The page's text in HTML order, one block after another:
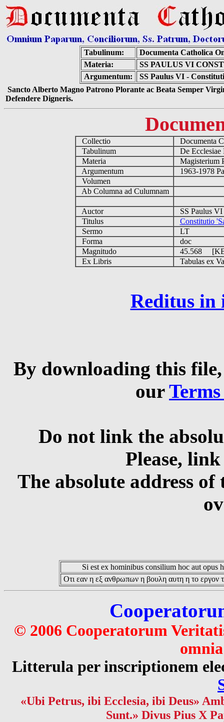
Tabulinum:
Documenta Catholica
Materia:
SS PAULUS VI
Argumentum:
SS Paulus VI -
Sancto Alberto Magno Patrono Plorante ac Beata Semper
Defendere Digneris.
Collectio
Documenta
Tabulinum
De
Materia
Magisterium
Argumentum
1963-1978
Volumen
Ab Columna ad Culumnam
Auctor
SS Paulus
Titulus
Constitutio
Sermo
LT
Forma
doc
Magnitudo
45.568
Ex Libris
Tabulas ex
Reditus in
By downloading this
our
Do not link the
Please,
The absolute address
Si est ex hominibus consilium hoc aut opus
Οτι εαν η εξ ανθρωπων η βουλη αυτη η το εργον
© 2006 Cooperatorum
Litterula per inscriptionem
«Ubi Petrus, ibi Ecclesia, ibi Deus»
Sunt.» Divus Pius X